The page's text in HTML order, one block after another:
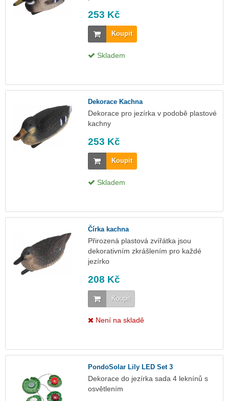
253 Kč
Koupit
Skladem
Dekorace Kachna
Dekorace pro jezírka v podobě plastové
kachny
253 Kč
Koupit
Skladem
Čírka kachna
Přirozená plastová zvířátka jsou
dekorativním zkrášlením pro každé
jezírko
208 Kč
Koupit
Není na skladě
PondoSolar Lily LED Set 3
Dekorace do jezírka sada 4 leknínů s
osvětlením